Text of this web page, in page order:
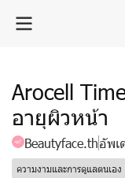
Arocell
อายุผิวหน้า
Beautyface.thอัพ
ความงามและการดูแลตนเอง